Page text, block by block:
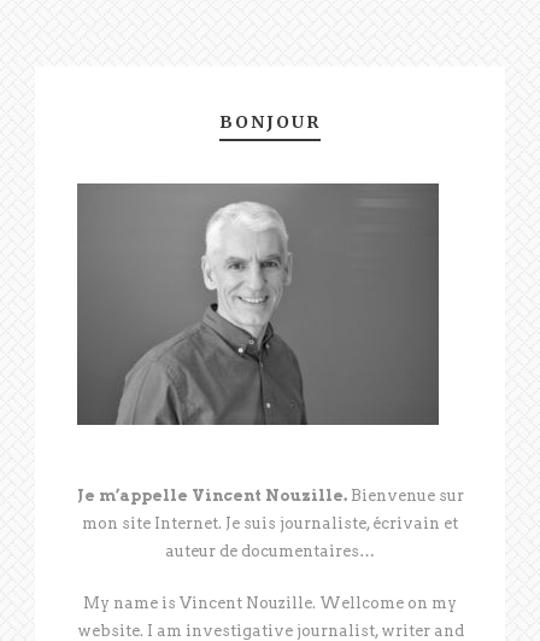
BONJOUR
Je m’appelle Vincent Nouzille.Bienvenue sur
mon site Internet. Je suis journaliste, écrivain et
auteur de documentaires…
My name is Vincent Nouzille. Wellcome on my
website. I am investigative journalist, writer and